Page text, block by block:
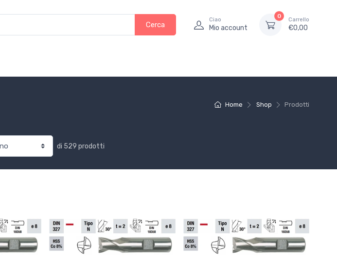
Cerca
Ciao
Mio account
0
Carrello
€0,00
Home Shop Prodotti
di 529 prodotti